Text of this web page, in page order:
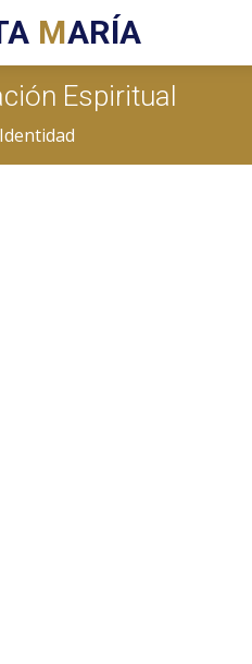
MARÍA
Espiritual
Identidad